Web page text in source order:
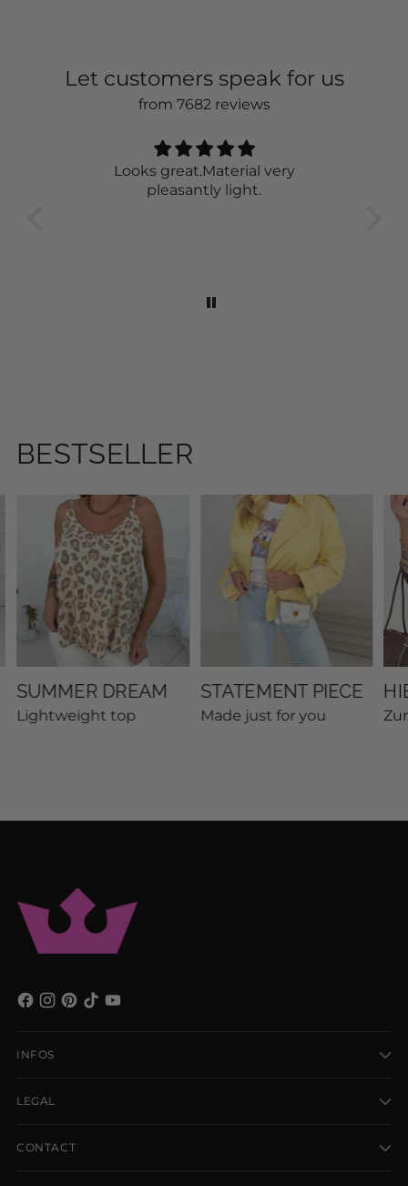
Let customers speak for us
from 7682 reviews
Very nice 👍
The sweater is just awesome. It is
BESTSELLER
SUMMER DREAM
Lightweight top
STATEMENT PIECE
Made just for you
INFOS
LEGAL
CONTACT